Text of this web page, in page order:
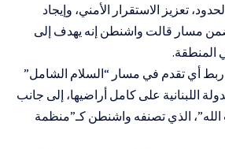
تعزيز الاستقرار الأمني، وإيجاد
ضمن مسار قالت واشنطن إنه يهدف إلى
المنطقة.
ربط أي تقدم في مسار “السلام الشامل”
اللبنانية على كامل أراضيها، إلى جانب
الذي تصنفه واشنطن كـ”منظمة